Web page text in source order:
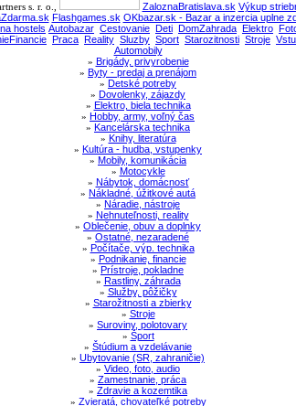
s. r. o., ZaloznaBratislava.sk Výkup
Flashgames.sk OKbazar.sk - Bazar a inzercia uplne
hostels Autobazar Cestovanie Deti DomZahrada Elektro
Praca Reality Sluzby Sport Starozitnosti Stroje
Automobily
» Brigády, privyrobenie
» Byty - predaj a prenájom
» Detské potreby
» Dovolenky, zájazdy
» Elektro, biela technika
» Hobby, army, voľný čas
» Kancelárska technika
» Knihy, literatúra
» Kultúra - hudba, vstupenky
» Mobily, komunikácia
» Motocykle
» Nábytok, domácnosť
» Nákladné, úžitkové autá
» Náradie, nástroje
» Nehnuteľnosti, reality
» Oblečenie, obuv a doplnky
» Ostatné, nezaradené
» Počítače, výp. technika
» Podnikanie, financie
» Prístroje, pokladne
» Rastliny, záhrada
» Služby, pôžičky
» Starožitnosti a zbierky
» Stroje
» Suroviny, polotovary
» Šport
» Štúdium a vzdelávanie
» Ubytovanie (SR, zahraničie)
» Video, foto, audio
» Zamestnanie, práca
» Zdravie a kozemtika
» Zvieratá, chovateľké potreby